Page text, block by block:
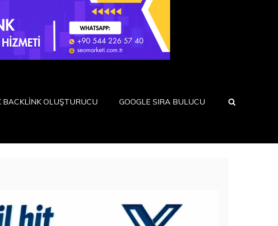
BACKLİNK OLUŞTURUCU GOOGLE SIRA BULUCU